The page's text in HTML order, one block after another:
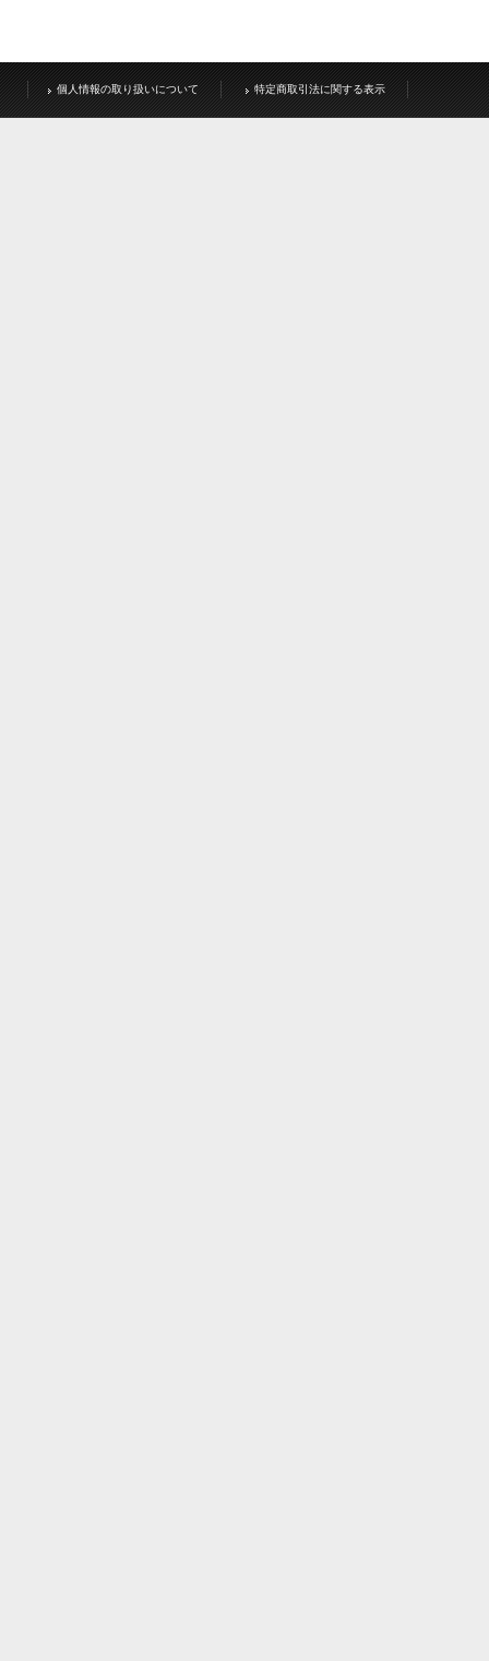
個人情報の取り扱いについて 特定商取引法に関する表示